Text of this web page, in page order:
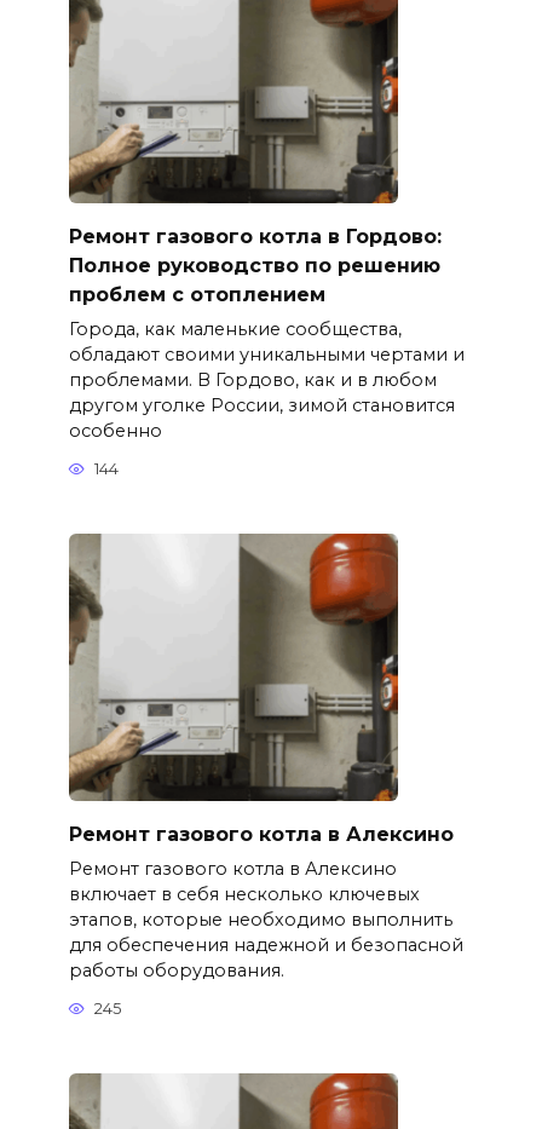
Ремонт газового котла в Гордово:
Полное руководство по решению
проблем с отоплением
Города, как маленькие сообщества,
обладают своими уникальными чертами и
проблемами. В Гордово, как и в любом
другом уголке России, зимой становится
особенно
144
Ремонт газового котла в Алексино
Ремонт газового котла в Алексино
включает в себя несколько ключевых
этапов, которые необходимо выполнить
для обеспечения надежной и безопасной
работы оборудования.
245